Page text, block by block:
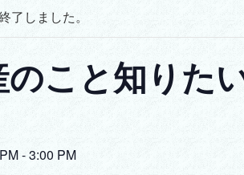
了しました。
こと知りた
-3:00 PM